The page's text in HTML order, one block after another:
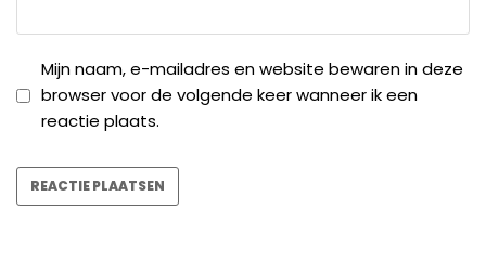
Mijn naam, e-mailadres en website bewaren in deze
browser voor de volgende keer wanneer ik een
reactie plaats.